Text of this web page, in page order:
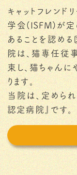
キャットフレンド
学会(ISFM)が定
あることを認め
院は、猫専任従
束し、猫ちゃん
ります。
当院は、定めら
認定病院』です。